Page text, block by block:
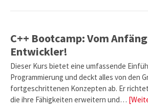
C++ Bootcamp: Vom
Entwickler!
Dieser Kurs bietet eine umfassende
Programmierung und deckt alles von den
fortgeschrittenen Konzepten ab. Er
die ihre Fähigkeiten erweitern und…